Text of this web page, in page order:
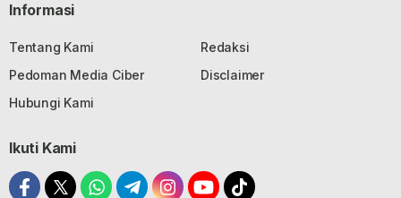
Informasi
Tentang Kami
Redaksi
Pedoman Media Ciber
Disclaimer
Hubungi Kami
Ikuti Kami